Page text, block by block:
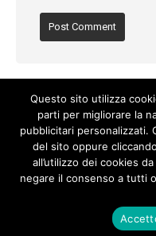
Privacy Policy
© Copyright 2017. All Rights
Questo sito utilizza
parti per migliorare la
pubblicitari personalizzati.
del sito oppure
all’utilizzo dei cookies
negare il consenso a tutti